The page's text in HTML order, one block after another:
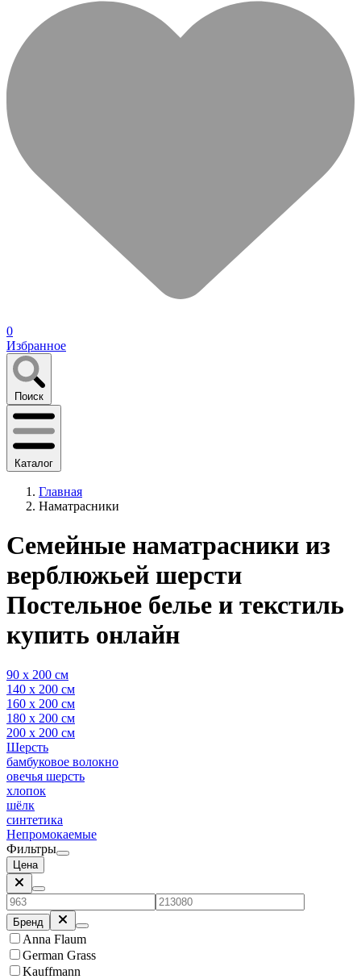
0
Избранное
Поиск
Каталог
Главная
Наматрасники
Семейные наматрасники из
верблюжьей шерсти
Постельное белье и текстиль
купить онлайн
90 x 200 см
140 x 200 см
160 x 200 см
180 x 200 см
200 x 200 см
Шерсть
бамбуковое волокно
овечья шерсть
хлопок
шёлк
синтетика
Непромокаемые
Фильтры
Цена
Бренд
Anna Flaum
German Grass
Kauffmann